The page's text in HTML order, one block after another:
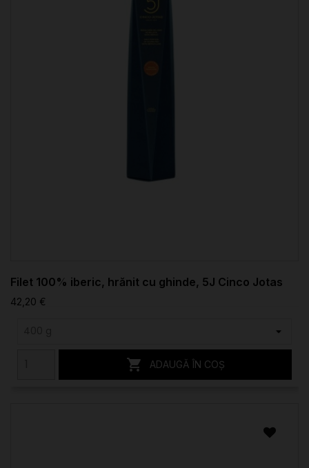
Filet 100% iberic, hrănit cu ghinde, 5J Cinco Jotas
42,20 €
 ADAUGĂ ÎN COȘ